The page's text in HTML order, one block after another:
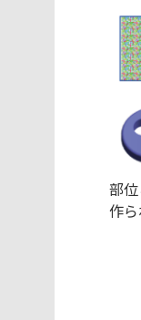
部
作